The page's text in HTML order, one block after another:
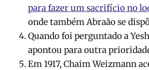
para fazer um sacrifício no
onde também Abraão se
Quando foi perguntado a
apontou para outra
Em 1917, Chaim Weizmann